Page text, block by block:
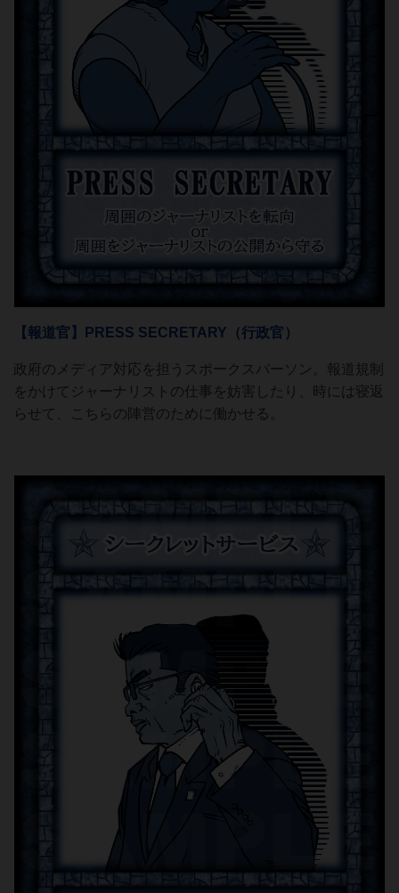
【報道官】PRESS SECRETARY（行政官）
政府のメディア対応を担うスポークスパーソン。報道規制
をかけてジャーナリストの仕事を妨害したり、時には寝返
らせて、こちらの陣営のために働かせる。